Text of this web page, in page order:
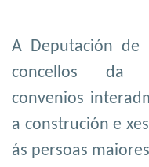
A Deputación de
concellos da
convenios
a construción e
ás persoas